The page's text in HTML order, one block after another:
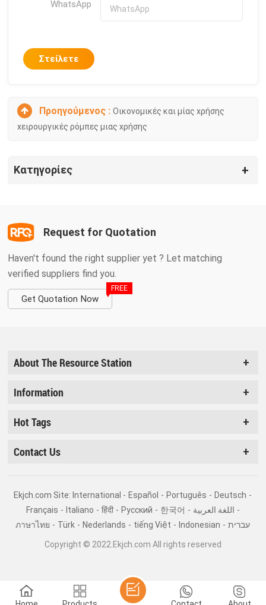
WhatsApp
Στείλετε
Προηγούμενος :Οικονομικές και μίας χρήσης
χειρουργικές ρόμπες μιας χρήσης
Κατηγορίες
Haven't found the right supplier yet ? Let matching
verified suppliers find you.
Get Quotation Now
FREE
Request for Quotation
About The Resource Station
Information
Hot Tags
Contact Us
Ekjch.com Site: International - Español - Português - Deutsch -
Français - Italiano - हिंदी - Pусский - 한국어 - اللغة العربية -
ภาษาไทย - Türk - Nederlands - tiếng Việt - Indonesian - עברית
Copyright © 2022.Ekjch.com All rights reserved